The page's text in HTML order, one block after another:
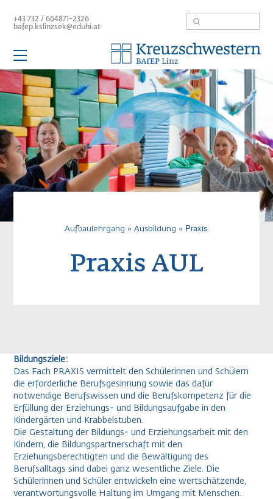
zum+43 732 / 664871-2326
bafep.kslinzsek@eduhi.at
Suche
Hauptnavigation
Schule
Aktuelles
Team
BAfEP
Aufbaulehrgang
Kolleg
Service / Links
Aufbaulehrgang Ausbildung Praxis
Praxis AUL
Bildungsziele:
Das Fach PRAXIS vermittelt den Schülerinnen und Schülern
die erforderliche Berufsgesinnung sowie das dafür
notwendige Berufswissen und die Berufskompetenz für die
Erfüllung der Erziehungs- und Bildungsaufgabe in den
Kindergärten und Krabbelstuben.
Die Gestaltung der Bildungs- und Erziehungsarbeit mit den
Kindern, die Bildungspartnerschaft mit den
Erziehungsberechtigten und die Bewältigung des
Berufsalltags sind dabei ganz wesentliche Ziele. Die
Schülerinnen und Schüler entwickeln eine wertschätzende,
verantwortungsvolle Haltung im Umgang mit Menschen.